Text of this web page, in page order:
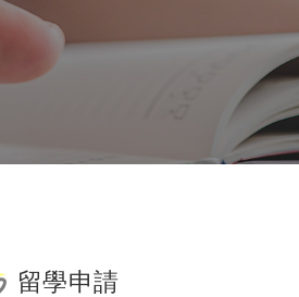
留學申請